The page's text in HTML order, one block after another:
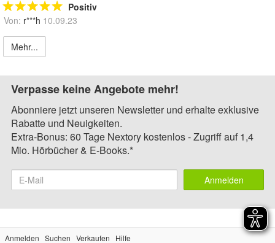
Positiv
Von: r***h 10.09.23
Mehr...
Verpasse keine Angebote mehr!
Abonniere jetzt unseren Newsletter und erhalte exklusive
Rabatte und Neuigkeiten.
Extra-Bonus: 60 Tage Nextory kostenlos - Zugriff auf 1,4
Mio. Hörbücher & E-Books.*
Anmelden
Anmelden Suchen Verkaufen Hilfe